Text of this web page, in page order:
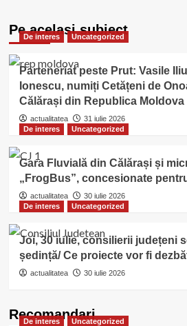
Pe acelasi subiect
De interes Uncategorized
Parteneriat peste Prut: Vasile
Ionescu, numiți Cetățeni de
Călărași din Republica Moldova
actualitatea
31 iulie 2026
De interes
Uncategorized
Gara Fluvială din Călărași și
„FrogBus”, concesionate
actualitatea
30 iulie 2026
De interes
Uncategorized
Joi, 30 iulie, consilierii județeni
ședință/ Ce proiecte vor fi
actualitatea 30 iulie 2026
Recomandari
De interes Uncategorized